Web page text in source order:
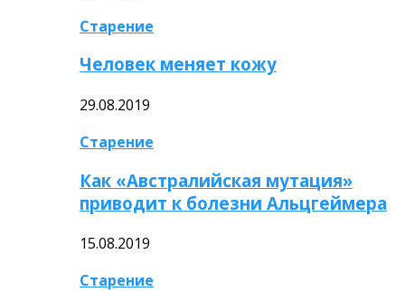
Старение
Человек меняет кожу
29.08.2019
Старение
Как «Австралийская мутация»
приводит к болезни Альцгеймера
15.08.2019
Старение